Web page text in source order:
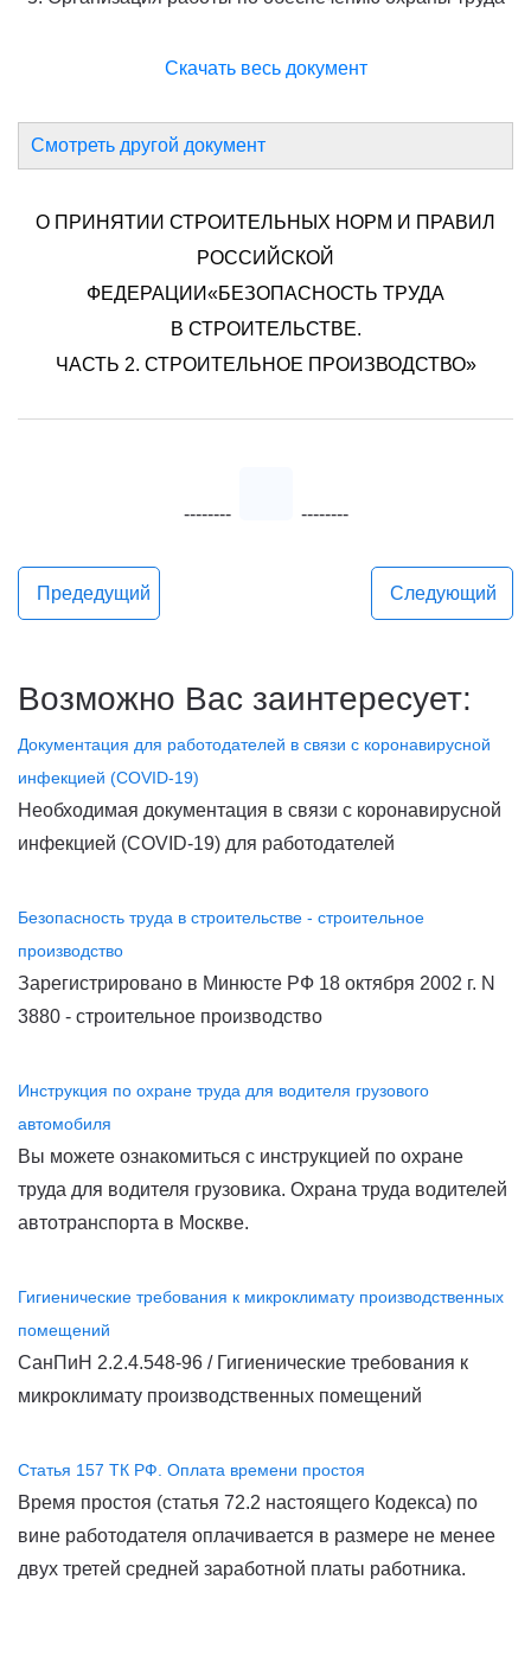
Скачать весь документ
Смотреть другой документ
О ПРИНЯТИИ СТРОИТЕЛЬНЫХ НОРМ И ПРАВИЛ
РОССИЙСКОЙ
ФЕДЕРАЦИИ«БЕЗОПАСНОСТЬ ТРУДА
В СТРОИТЕЛЬСТВЕ.
ЧАСТЬ 2. СТРОИТЕЛЬНОЕ ПРОИЗВОДСТВО»
Предедущий
-------- --------
Следующий
Возможно Вас заинтересует:
Документация для работодателей в связи с коронавирусной
инфекцией (COVID-19)
Необходимая документация в связи с коронавирусной
инфекцией (COVID-19) для работодателей
Безопасность труда в строительстве - строительное
производство
Зарегистрировано в Минюсте РФ 18 октября 2002 г. N
3880 - строительное производство
Инструкция по охране труда для водителя грузового
автомобиля
Вы можете ознакомиться с инструкцией по охране
труда для водителя грузовика. Охрана труда водителей
автотранспорта в Москве.
Гигиенические требования к микроклимату производственных
помещений
СанПиН 2.2.4.548-96 / Гигиенические требования к
микроклимату производственных помещений
Статья 157 ТК РФ. Оплата времени простоя
Время простоя (статья 72.2 настоящего Кодекса) по
вине работодателя оплачивается в размере не менее
двух третей средней заработной платы работника.